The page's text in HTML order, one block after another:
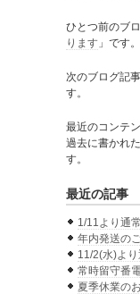
ひとつ前のブ
ります 」です。
次のブログ記
す。
最近のコンテ
過去に書かれ
す。
最近の記事
1/11より通
年内発送の
11/2(水)よ
常時留守番
夏季休業の